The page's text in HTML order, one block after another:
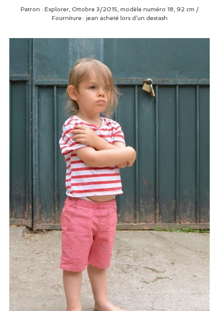
Patron : Explorer, Ottobre 3/2015, modèle numéro 18, 92 cm /
Fourniture : jean acheté lors d’un destash